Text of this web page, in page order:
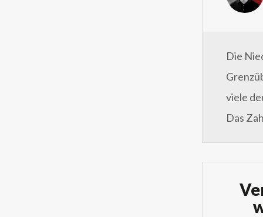
Die
viele
Das